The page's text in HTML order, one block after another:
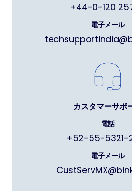
+44-0-120 257
電子メール
カスタマーサポ
電話
+52-55-5321-
電子メール